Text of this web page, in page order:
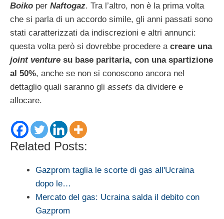
Boiko per Naftogaz. Tra l’altro, non è la prima volta
che si parla di un accordo simile, gli anni passati sono
stati caratterizzati da indiscrezioni e altri annunci:
questa volta però si dovrebbe procedere a creare una
joint venture su base paritaria, con una spartizione
al 50%, anche se non si conoscono ancora nel
dettaglio quali saranno gli assets da dividere e
allocare.
Related Posts:
Gazprom taglia le scorte di gas all'Ucraina
dopo le…
Mercato del gas: Ucraina salda il debito con
Gazprom